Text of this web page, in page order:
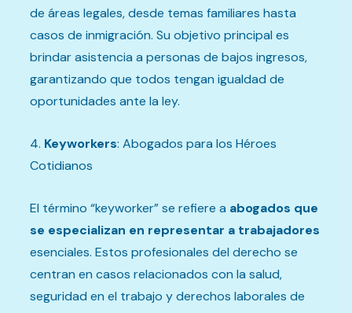
de áreas legales, desde temas familiares hasta
casos de inmigración. Su objetivo principal es
brindar asistencia a personas de bajos ingresos,
garantizando que todos tengan igualdad de
oportunidades ante la ley.
4. Keyworkers: Abogados para los Héroes
Cotidianos
El término “keyworker” se refiere a abogados que
se especializan en representar a trabajadores
esenciales. Estos profesionales del derecho se
centran en casos relacionados con la salud,
seguridad en el trabajo y derechos laborales de